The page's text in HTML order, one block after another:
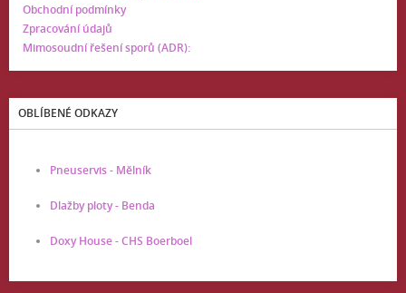
Obchodní podmínky
Zpracování údajů
Mimosoudní řešení sporů (ADR):
OBLÍBENÉ ODKAZY
Pneuservis - Mělník
Dlažby ploty - Benda
Doxy House - CHS Boerboel